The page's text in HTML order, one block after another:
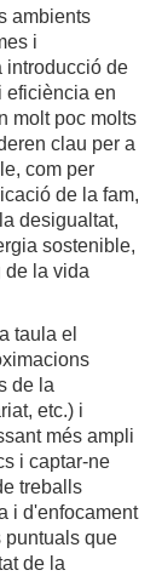
ambients
i
introducció de
eficiència en
molt poc molts
clau per a
com per
de la fam,
desigualtat,
sostenible,
de la vida
taula el
de la
etc.) i
més ampli
i captar-ne
treballs
i d'enfocament
puntuals que
de la